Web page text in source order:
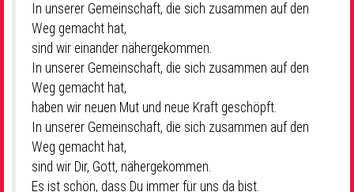
In unserer Gemeinschaft, die sich zusammen auf den
Weg gemacht hat,
sind wir einander nähergekommen.
In unserer Gemeinschaft, die sich zusammen auf den
Weg gemacht hat,
haben wir neuen Mut und neue Kraft geschöpft.
In unserer Gemeinschaft, die sich zusammen auf den
Weg gemacht hat,
sind wir Dir, Gott, nähergekommen.
Es ist schön, dass Du immer für uns da bist.